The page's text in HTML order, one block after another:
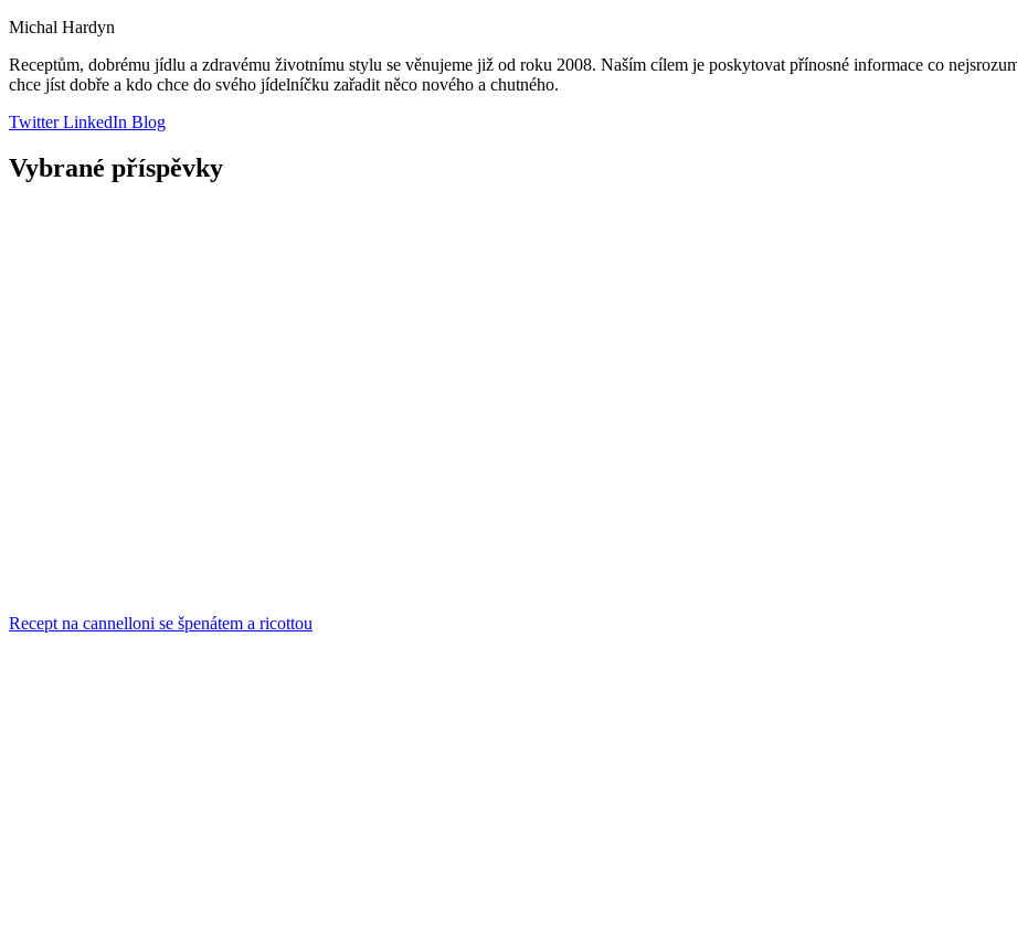
Michal Hardyn
Receptům, dobrému jídlu a zdravému životnímu stylu se věnujeme již od roku 2008. Naším cílem je poskytovat přínosné informace co
chce jíst dobře a kdo chce do svého jídelníčku zařadit něco nového a chutného.
TwitterLinkedIn Blog
Vybrané příspěvky
Recept na cannelloni se špenátem a ricottou